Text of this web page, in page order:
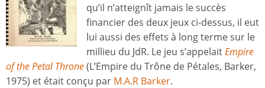
qu’il n’atteignît jamais le succès
financier des deux jeux ci-dessus, il eut
lui aussi des effets à long terme sur le
millieu du JdR. Le jeu s’appelaitEmpire
of the Petal Throne(L’Empire du Trône de Pétales, Barker,
1975) et était conçu par M.A.R Barker.